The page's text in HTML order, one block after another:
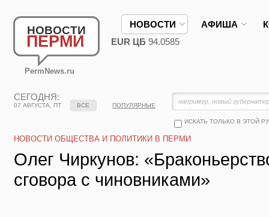
НОВОСТИ
ПЕРМИ
PermNews.ru
НОВОСТИ АФИША
EUR ЦБ 94.0585
СЕГОДНЯ:
07 АВГУСТА, ПТ
ИСКАТЬ ТОЛЬКО В ЭТОЙ
ВСЕ ПОПУЛЯРНЫЕ
НОВОСТИ ОБЩЕСТВА И ПОЛИТИКИ В ПЕРМИ
Олег Чиркунов:
сговора с чиновниками»